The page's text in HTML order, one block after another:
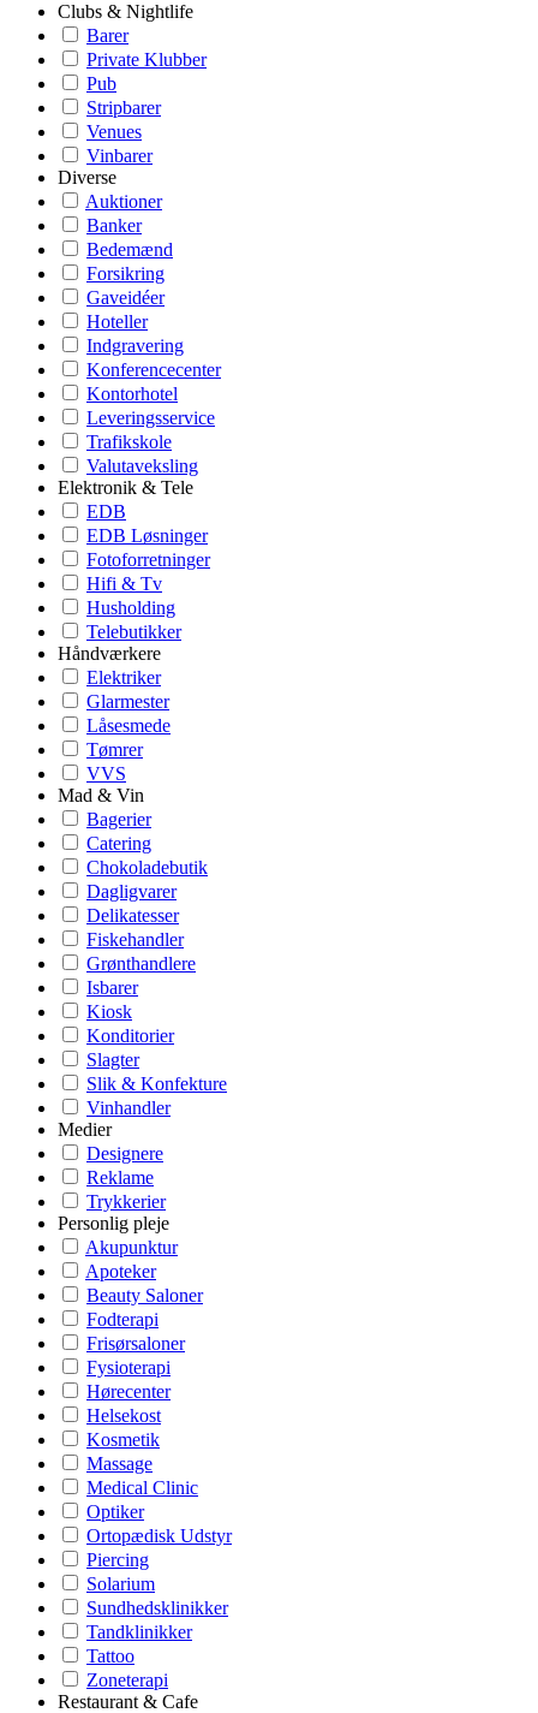
Clubs & Nightlife
Barer
Private Klubber
Pub
Stripbarer
Venues
Vinbarer
Diverse
Auktioner
Banker
Bedemænd
Forsikring
Gaveidéer
Hoteller
Indgravering
Konferencecenter
Kontorhotel
Leveringsservice
Trafikskole
Valutaveksling
Elektronik & Tele
EDB
EDB Løsninger
Fotoforretninger
Hifi & Tv
Husholding
Telebutikker
Håndværkere
Elektriker
Glarmester
Låsesmede
Tømrer
VVS
Mad & Vin
Bagerier
Catering
Chokoladebutik
Dagligvarer
Delikatesser
Fiskehandler
Grønthandlere
Isbarer
Kiosk
Konditorier
Slagter
Slik & Konfekture
Vinhandler
Medier
Designere
Reklame
Trykkerier
Personlig pleje
Akupunktur
Apoteker
Beauty Saloner
Fodterapi
Frisørsaloner
Fysioterapi
Hørecenter
Helsekost
Kosmetik
Massage
Medical Clinic
Optiker
Ortopædisk Udstyr
Piercing
Solarium
Sundhedsklinikker
Tandklinikker
Tattoo
Zoneterapi
Restaurant & Cafe